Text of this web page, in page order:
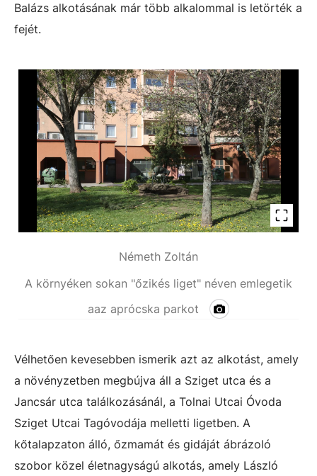
Balázs alkotásának már több alkalommal is letörték a
fejét.
Németh Zoltán
A környéken sokan "őzikés liget" néven emlegetik
aaz aprócska parkot
Vélhetően kevesebben ismerik azt az alkotást, amely
a növényzetben megbújva áll a Sziget utca és a
Jancsár utca találkozásánál, a Tolnai Utcai Óvoda
Sziget Utcai Tagóvodája melletti ligetben. A
kőtalapzaton álló, őzmamát és gidáját ábrázoló
szobor közel életnagyságú alkotás, amely László